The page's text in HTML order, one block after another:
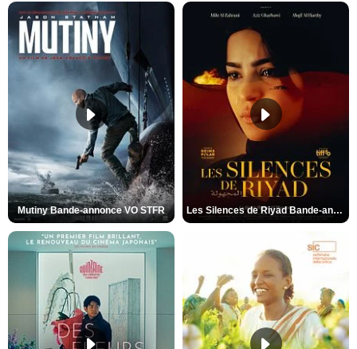
Mutiny Bande-annonce VO STFR Les Silences de Riyad Bande-annonce VO STFR